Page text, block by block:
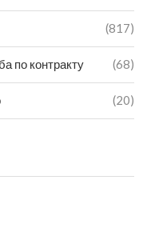
(817)
по контракту (68)
(20)